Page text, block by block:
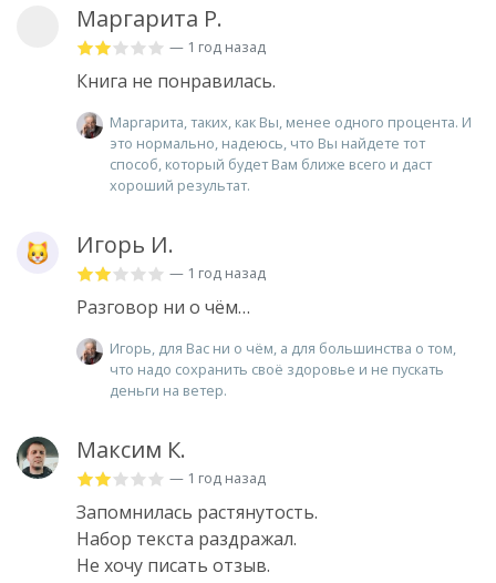
Маргарита Р.
— 1 год назад
Книга не понравилась.
Маргарита, таких, как Вы, менее одного процента. И
это нормально, надеюсь, что Вы найдете тот
способ, который будет Вам ближе всего и даст
хороший результат.
Игорь И.
— 1 год назад
Разговор ни о чём…
Игорь, для Вас ни о чём, а для большинства о том,
что надо сохранить своё здоровье и не пускать
деньги на ветер.
Максим К.
— 1 год назад
Запомнилась растянутость.
Набор текста раздражал.
Не хочу писать отзыв.